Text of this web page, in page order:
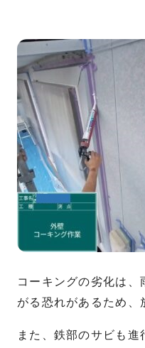
コーキングの劣化は、
がる恐れがあるため、
また、鉄部のサビも